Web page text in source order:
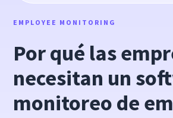
EMPLOYEE MONITORING
Por qué las
necesitan un
monitoreo de